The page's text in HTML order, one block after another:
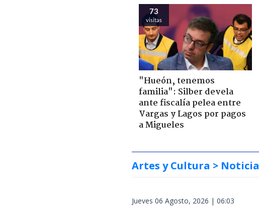
73
visitas
"Hueón, tenemos
familia": Silber devela
ante fiscalía pelea entre
Vargas y Lagos por pagos
a Migueles
Artes y Cultura > Noticia
Jueves 06 Agosto, 2026 | 06:03